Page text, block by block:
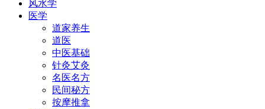
风水学
医学
道家养生
道医
中医基础
针灸艾灸
名医名方
民间秘方
按摩推拿